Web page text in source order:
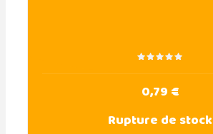
0,79 €
Rupture de stock